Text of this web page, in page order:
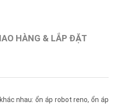
HÀNG & LẮP ĐẶT
nhau: ổn áp robot reno, ổn áp